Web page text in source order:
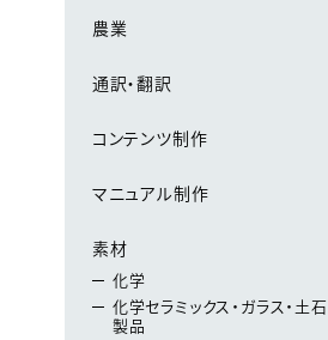
農業
通訳・翻訳
コンテンツ制作
マニュアル制作
素材
化学
化学セラミックス・ガラス・土石
製品